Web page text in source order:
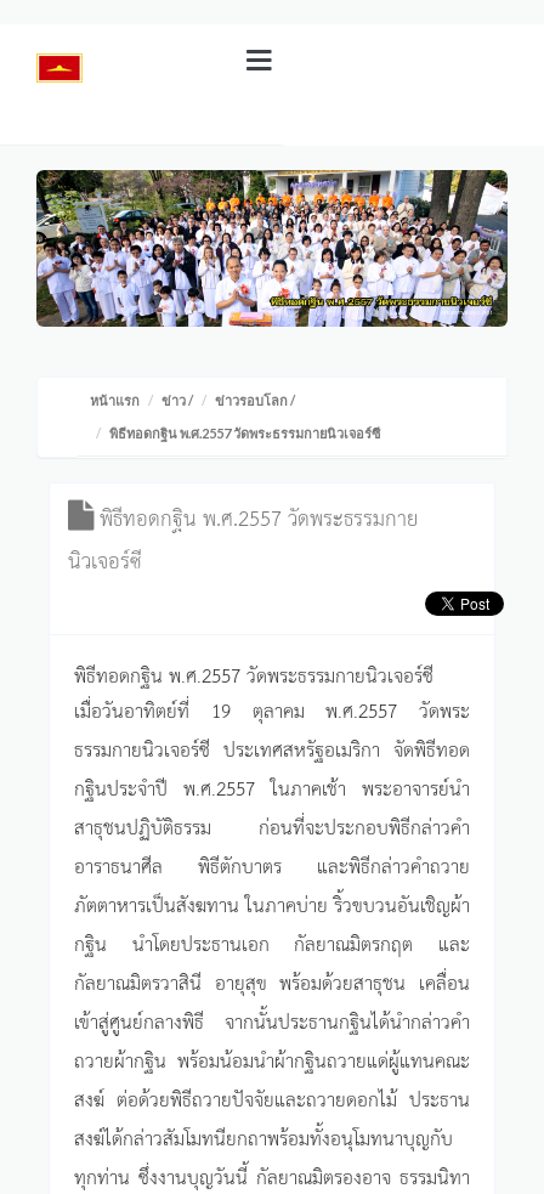
หน้าแรก ข่าว/ ข่าวรอบโลก/
พิธีทอดกฐิน พ.ศ.2557 วัดพระธรรมกายนิวเจอร์ซี
พิธีทอดกฐิน พ.ศ.2557 วัดพระธรรมกาย
นิวเจอร์ซี
พิธีทอดกฐิน พ.ศ.2557 วัดพระธรรมกายนิวเจอร์ซี
เมื่อวันอาทิตย์ที่ 19 ตุลาคม พ.ศ.2557 วัดพระ
ธรรมกายนิวเจอร์ซี ประเทศสหรัฐอเมริกา จัดพิธีทอด
กฐินประจำปี พ.ศ.2557 ในภาคเช้า พระอาจารย์นำ
สาธุชนปฏิบัติธรรม ก่อนที่จะประกอบพิธีกล่าวคำ
อาราธนาศีล พิธีตักบาตร และพิธีกล่าวคำถวาย
ภัตตาหารเป็นสังฆทาน ในภาคบ่าย ริ้วขบวนอันเชิญผ้า
กฐิน นำโดยประธานเอก กัลยาณมิตรกฤต และ
กัลยาณมิตรวาสินี อายุสุข พร้อมด้วยสาธุชน เคลื่อน
เข้าสู่ศูนย์กลางพิธี จากนั้นประธานกฐินได้นำกล่าวคำ
ถวายผ้ากฐิน พร้อมน้อมนำผ้ากฐินถวายแด่ผู้แทนคณะ
สงฆ์ ต่อด้วยพิธีถวายปัจจัยและถวายดอกไม้ ประธาน
สงฆ์ได้กล่าวสัมโมทนียกถาพร้อมทั้งอนุโมทนาบุญกับ
ทุกท่าน ซึ่งงานบุญวันนี้ กัลยาณมิตรองอาจ ธรรมนิทา